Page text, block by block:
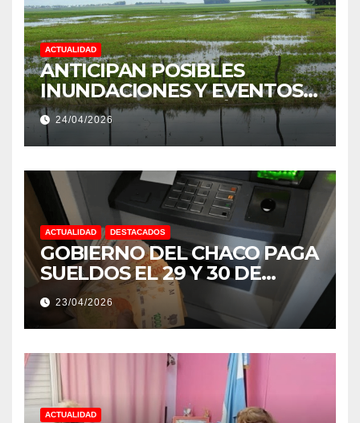
ACTUALIDAD
ANTICIPAN POSIBLES
INUNDACIONES Y EVENTOS
EXTREMOS: “PODRÍA SER UN
NIÑO MUY IMPORTANTE”
24/04/2026
ACTUALIDAD DESTACADOS
GOBIERNO DEL CHACO PAGA
SUELDOS EL 29 Y 30 DE
ABRIL, CON EL 2% DE
AUMENTO
23/04/2026
ACTUALIDAD